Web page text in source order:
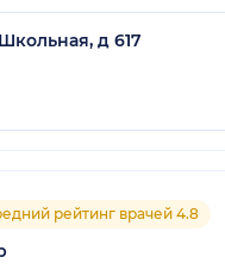
д 617
рейтинг врачей 4.8